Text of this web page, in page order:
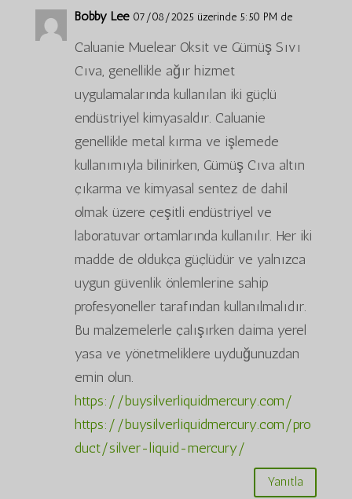
Bobby Lee 07/08/2025 üzerinde 5:50 PM de
Caluanie Muelear Oksit ve Gümüş Sıvı
Cıva, genellikle ağır hizmet
uygulamalarında kullanılan iki güçlü
endüstriyel kimyasaldır. Caluanie
genellikle metal kırma ve işlemede
kullanımıyla bilinirken, Gümüş Cıva altın
çıkarma ve kimyasal sentez de dahil
olmak üzere çeşitli endüstriyel ve
laboratuvar ortamlarında kullanılır. Her iki
madde de oldukça güçlüdür ve yalnızca
uygun güvenlik önlemlerine sahip
profesyoneller tarafından kullanılmalıdır.
Bu malzemelerle çalışırken daima yerel
yasa ve yönetmeliklere uyduğunuzdan
emin olun.
https://buysilverliquidmercury.com/
https://buysilverliquidmercury.com/pro
duct/silver-liquid-mercury/
Yanıtla